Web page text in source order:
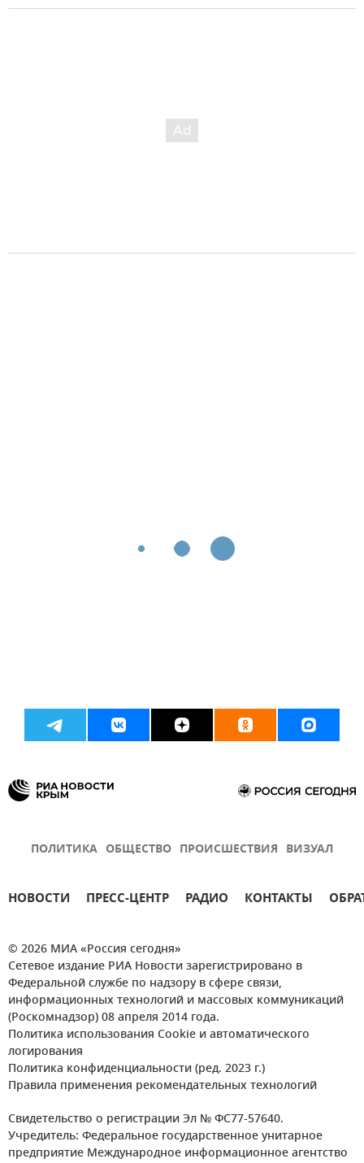
ПОЛИТИКА ОБЩЕСТВО ПРОИСШЕСТВИЯ ВИЗУАЛ
НОВОСТИ ПРЕСС-ЦЕНТР РАДИО КОНТАКТЫ
© 2026 МИА «Россия сегодня»
Сетевое издание РИА Новости зарегистрировано в
Федеральной службе по надзору в сфере связи,
информационных технологий и массовых коммуникаций
(Роскомнадзор) 08 апреля 2014 года.
Политика использования Cookie и автоматического
логирования
Политика конфиденциальности (ред. 2023 г.)
Правила применения рекомендательных технологий
Свидетельство о регистрации Эл № ФС77-57640.
Учредитель: Федеральное государственное унитарное
предприятие Международное информационное агентство